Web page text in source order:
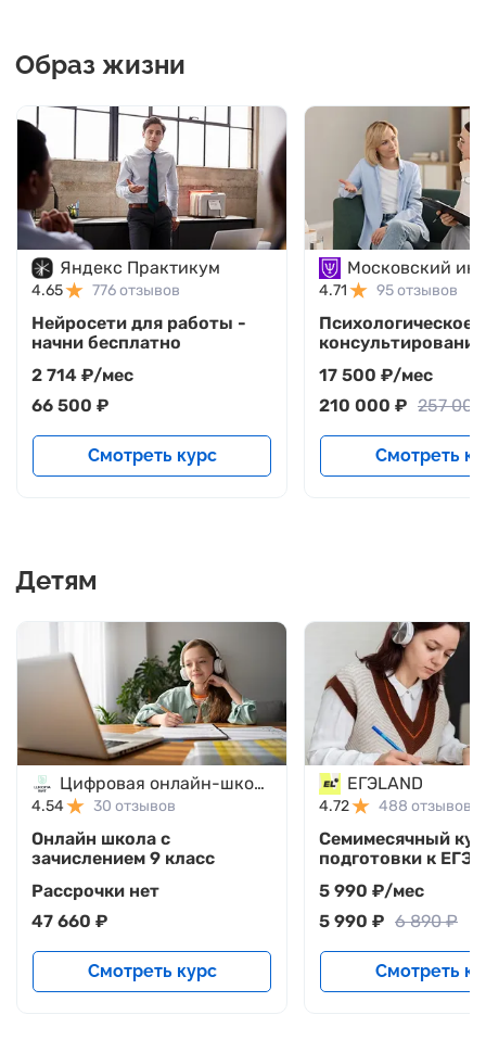
Образ жизни
Яндекс Практикум
4.65 776 отзывов
Нейросети для работы -
начни бесплатно
2 714 ₽/мес
66 500 ₽
Смотреть курс
4.71 95 отзывов
Психологическое
консультирование
17 500 ₽/мес
210 000 ₽ 257
Смотреть
Детям
Цифровая онлайн-школа БИТ
4.54 30 отзывов
Онлайн школа с
зачислением 9 класс
Рассрочки нет
47 660 ₽
Смотреть курс
ЕГЭLAND
4.72 488 отзывов
Семимесячный
подготовки к ЕГЭ
русскому языку
5 990 ₽/мес
5 990 ₽ 6 890 ₽
Смотреть